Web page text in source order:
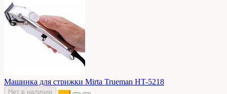
Машинка для стрижки Mirta Trueman HT-5218
Нет в наличии